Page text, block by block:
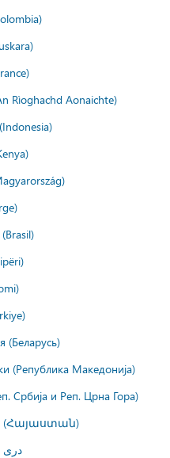
Rìoghachd Aonaichte)
(Беларусь)
(Република Македонија)
Србија и Реп. Црна Гора)
(Հայաստան)
درى